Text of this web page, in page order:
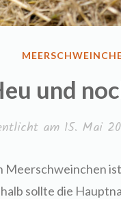
VERÖFFENTLICHT
und
am 15. Mai
Meerschweinchen
sollte die